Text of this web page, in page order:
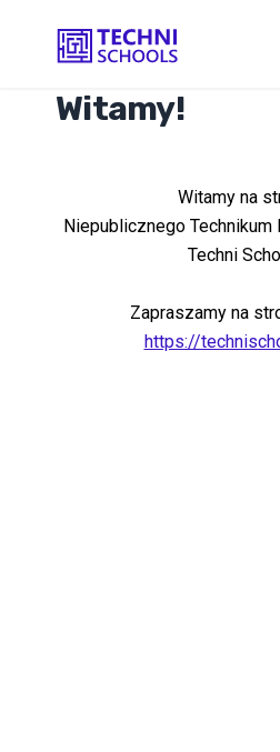
WYDARZENIA
Witamy!
Witamy na
Niepublicznego
Techni
Zapraszamy na
https://